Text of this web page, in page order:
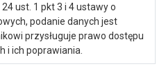
ust. 1 pkt 3 i 4 ustawy o
podanie danych jest
przysługuje prawo dostępu
i ich poprawiania.